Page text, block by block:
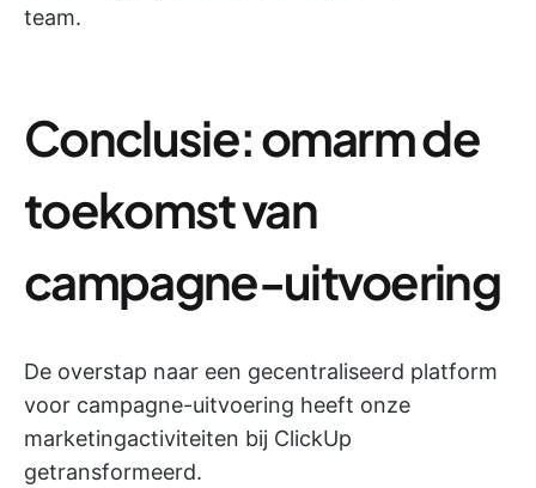
team.
Conclusie: omarm de
toekomst van
campagne-uitvoering
De overstap naar een gecentraliseerd platform
voor campagne-uitvoering heeft onze
marketingactiviteiten bij ClickUp
getransformeerd.